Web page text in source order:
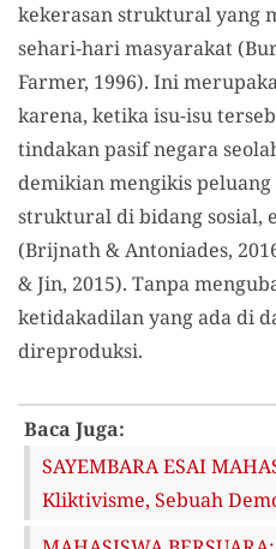
kekerasan struktural yang
sehari-hari masyarakat
Farmer, 1996). Ini
karena, ketika isu-isu
tindakan pasif negara
demikian mengikis
struktural di bidang sosial,
(Brijnath & Antoniades,
& Jin, 2015). Tanpa
ketidakadilan yang ada di
direproduksi.
Baca Juga:
SAYEMBARA ESAI
Kliktivisme, Sebuah